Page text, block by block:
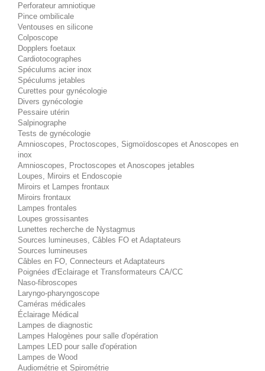
Perforateur amniotique
Pince ombilicale
Ventouses en silicone
Colposcope
Dopplers foetaux
Cardiotocographes
Spéculums acier inox
Spéculums jetables
Curettes pour gynécologie
Divers gynécologie
Pessaire utérin
Salpinographe
Tests de gynécologie
Amnioscopes, Proctoscopes, Sigmoïdoscopes et Anoscopes en
inox
Amnioscopes, Proctoscopes et Anoscopes jetables
Loupes, Miroirs et Endoscopie
Miroirs et Lampes frontaux
Miroirs frontaux
Lampes frontales
Loupes grossisantes
Lunettes recherche de Nystagmus
Sources lumineuses, Câbles FO et Adaptateurs
Sources lumineuses
Câbles en FO, Connecteurs et Adaptateurs
Poignées d'Eclairage et Transformateurs CA/CC
Naso-fibroscopes
Laryngo-pharyngoscope
Caméras médicales
Éclairage Médical
Lampes de diagnostic
Lampes Halogènes pour salle d'opération
Lampes LED pour salle d'opération
Lampes de Wood
Audiométrie et Spirométrie